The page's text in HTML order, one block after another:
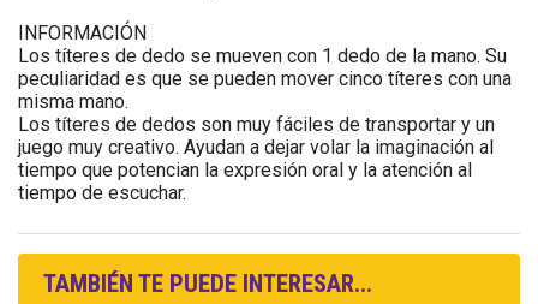
INFORMACIÓN
Los títeres de dedo se mueven con 1 dedo de la mano. Su
peculiaridad es que se pueden mover cinco títeres con una
misma mano.
Los títeres de dedos son muy fáciles de transportar y un
juego muy creativo. Ayudan a dejar volar la imaginación al
tiempo que potencian la expresión oral y la atención al
tiempo de escuchar.
TAMBIÉN TE PUEDE INTERESAR...